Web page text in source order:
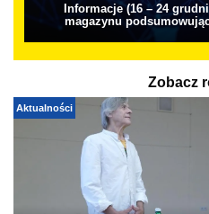
Informacje (16 – 24
magazynu
Zobacz
Aktualności